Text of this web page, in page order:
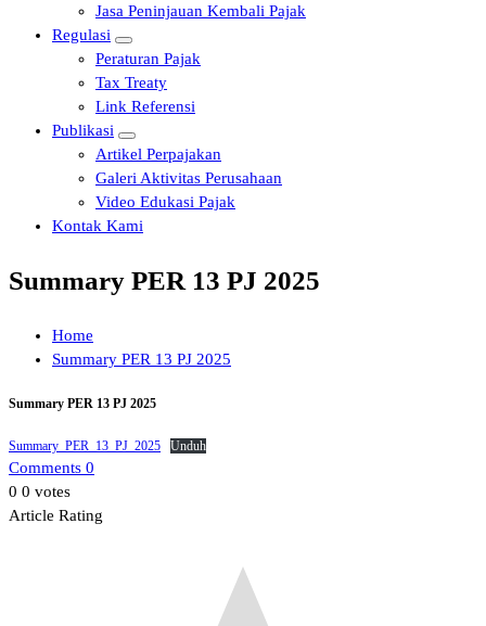
Jasa Peninjauan Kembali Pajak
Regulasi
Peraturan Pajak
Tax Treaty
Link Referensi
Publikasi
Artikel Perpajakan
Galeri Aktivitas Perusahaan
Video Edukasi Pajak
Kontak Kami
Summary PER 13 PJ 2025
Home
Summary PER 13 PJ 2025
Summary PER 13 PJ 2025
Summary_PER_13_PJ_2025 Unduh
Comments 0
0 0 votes
Article Rating